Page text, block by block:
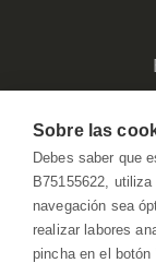
Sobre las
Debes saber que
B75155622,
navegación sea
realizar labores
pincha en el